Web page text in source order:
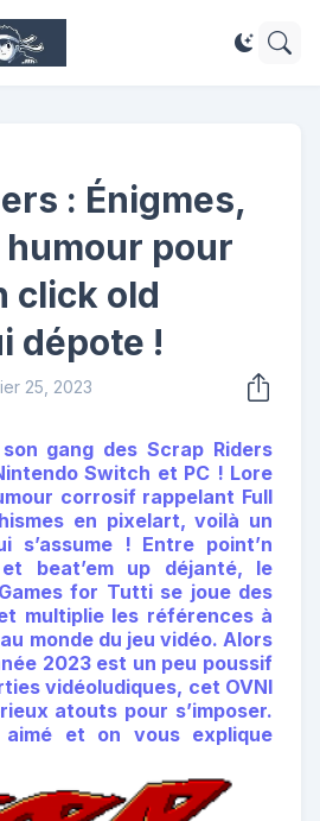
: Énigmes,
pour
click old
dépote !
25, 2023
gang des Scrap Riders
Switch et PC ! Lore
corrosif rappelant Full
en pixelart, voilà un
s’assume ! Entre point’n
beat’em up déjanté, le
for Tutti se joue des
multiplie les références à
monde du jeu vidéo. Alors
2023 est un peu poussif
vidéoludiques, cet OVNI
atouts pour s’imposer.
aimé et on vous explique